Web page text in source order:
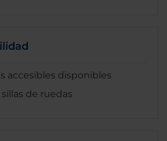
accesibles disponibles
de ruedas